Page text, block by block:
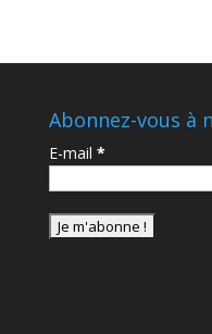
Abonnez-vous à
E-mail *